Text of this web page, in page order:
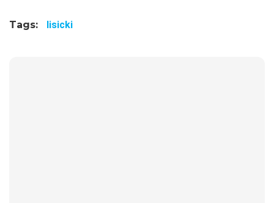
Tags: lisicki